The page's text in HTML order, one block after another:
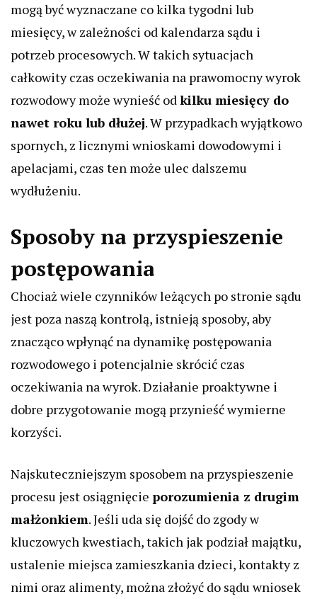
mogą być wyznaczane co kilka tygodni lub
miesięcy, w zależności od kalendarza sądu i
potrzeb procesowych. W takich sytuacjach
całkowity czas oczekiwania na prawomocny wyrok
rozwodowy może wynieść odkilku miesięcy do
nawet roku lub dłużej. W przypadkach wyjątkowo
spornych, z licznymi wnioskami dowodowymi i
apelacjami, czas ten może ulec dalszemu
wydłużeniu.
Sposoby na przyspieszenie
postępowania
Chociaż wiele czynników leżących po stronie sądu
jest poza naszą kontrolą, istnieją sposoby, aby
znacząco wpłynąć na dynamikę postępowania
rozwodowego i potencjalnie skrócić czas
oczekiwania na wyrok. Działanie proaktywne i
dobre przygotowanie mogą przynieść wymierne
korzyści.
Najskuteczniejszym sposobem na przyspieszenie
procesu jest osiągnięcie porozumienia z drugim
małżonkiem. Jeśli uda się dojść do zgody w
kluczowych kwestiach, takich jak podział majątku,
ustalenie miejsca zamieszkania dzieci, kontakty z
nimi oraz alimenty, można złożyć do sądu wniosek